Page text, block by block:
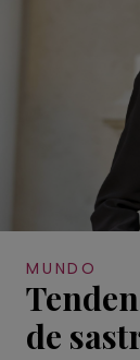
MUNDO
de